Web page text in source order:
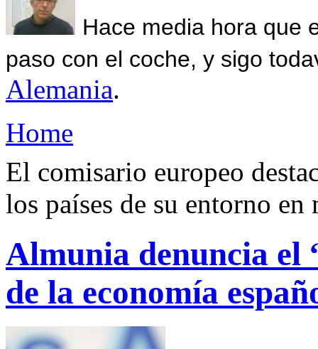
Hace media hora que
paso con el coche, y sigo
Alemania.
Home
El comisario europeo
los países de su entorno en
Almunia denuncia el
de la economía